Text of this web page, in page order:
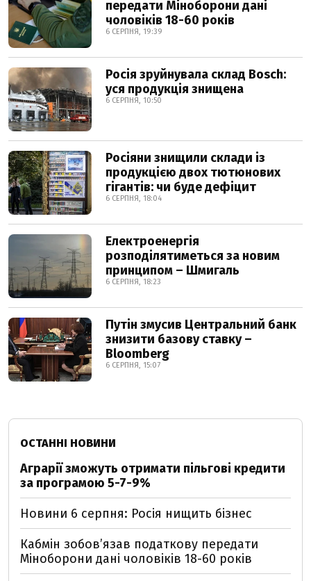
передати Міноборони дані
чоловіків 18-60 років
6 СЕРПНЯ, 19:39
Росія зруйнувала склад Bosch:
уся продукція знищена
6 СЕРПНЯ, 10:50
Росіяни знищили склади із
продукцією двох тютюнових
гігантів: чи буде дефіцит
6 СЕРПНЯ, 18:04
Електроенергія
розподілятиметься за новим
принципом – Шмигаль
6 СЕРПНЯ, 18:23
Путін змусив Центральний банк
знизити базову ставку –
Bloomberg
6 СЕРПНЯ, 15:07
ОСТАННІ НОВИНИ
Аграрії зможуть отримати пільгові кредити
за програмою 5-7-9%
Новини 6 серпня: Росія нищить бізнес
Кабмін зобовʼязав податкову передати
Міноборони дані чоловіків 18-60 років